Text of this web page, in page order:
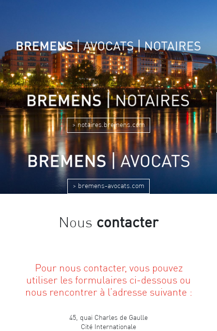
> notaires.bremens.com
> bremens-avocats.com
Nous contacter
Pour nous contacter, vous pouvez
utiliser les formulaires ci-dessous ou
nous rencontrer à l’adresse suivante :
45, quai Charles de Gaulle
Cité Internationale